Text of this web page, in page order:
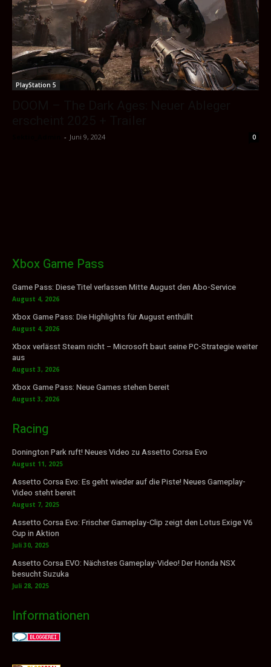
PlayStation 5
- Juni 9, 2024 0
Xbox Game Pass
Game Pass: Diese Titel verlassen Mitte August den Abo-Service
August 4, 2026
Xbox Game Pass: Die Highlights für August enthüllt
August 4, 2026
Xbox verlässt Steam nicht – Microsoft baut seine PC-Strategie weiter
aus
August 3, 2026
Xbox Game Pass: Neue Games stehen bereit
August 3, 2026
Racing
Donington Park ruft! Neues Video zu Assetto Corsa Evo
August 11, 2025
Assetto Corsa Evo: Es geht wieder auf die Piste! Neues Gameplay-
Video steht bereit
August 7, 2025
Assetto Corsa Evo: Frischer Gameplay-Clip zeigt den Lotus Exige V6
Cup in Aktion
Juli 30, 2025
Assetto Corsa EVO: Nächstes Gameplay-Video! Der Honda NSX
besucht Suzuka
Juli 28, 2025
Informationen